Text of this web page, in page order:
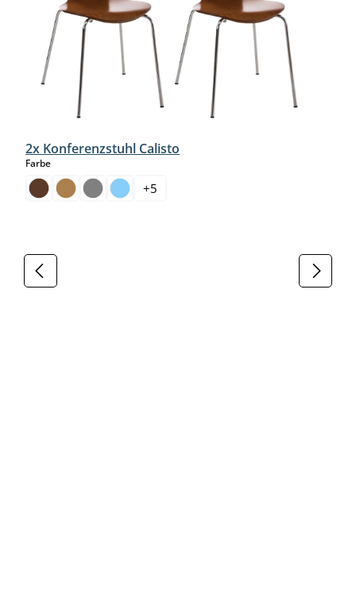
2x Konferenzstuhl Calisto
Farbeauswählen
+5